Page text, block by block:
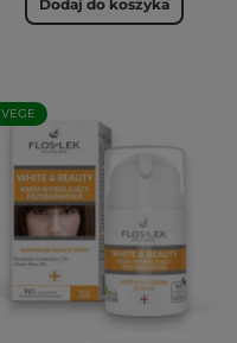
Dodaj do koszyka
VEGE